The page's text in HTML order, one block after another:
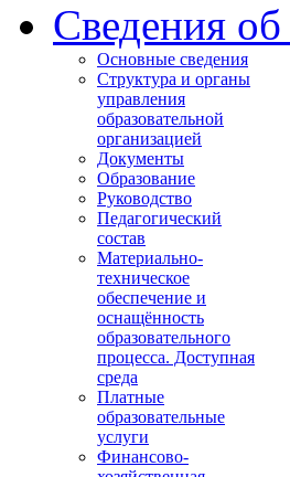
Сведения об
Основные сведения
Структура и органы
управления
образовательной
организацией
Документы
Образование
Руководство
Педагогический
состав
Материально-
техническое
обеспечение и
оснащённость
образовательного
процесса. Доступная
среда
Платные
образовательные
услуги
Финансово-